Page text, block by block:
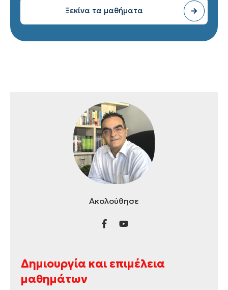
Ξεκίνα τα μαθήματα
Ακολούθησε
Δημιουργία και επιμέλεια
μαθημάτων